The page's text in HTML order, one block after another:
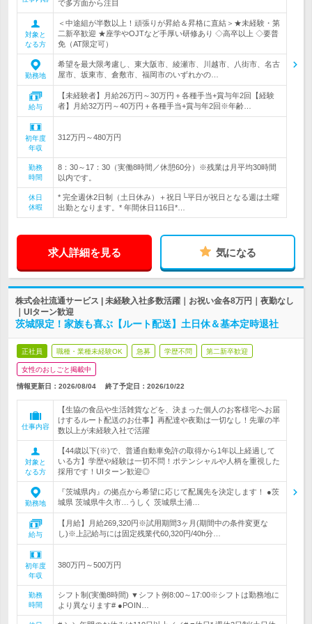
で多方面から注目
対象と
なる方
＜中途組が半数以上！頑張りが昇給＆昇格に直結＞★未経験・第
二新卒歓迎 ★座学やOJTなど手厚い研修あり ◇高卒以上 ◇要普
免（AT限定可）
勤務地
希望を最大限考慮し、東大阪市、綾瀬市、川越市、八街市、名古
屋市、坂東市、倉敷市、福岡市のいずれかの…
給与
【未経験者】月給26万円～30万円＋各種手当+賞与年2回【経験
者】月給32万円～40万円＋各種手当+賞与年2回※年齢…
初年度
年収
312万円～480万円
勤務
時間
8：30～17：30（実働8時間／休憩60分）※残業は月平均30時間
以内です。
休日
休暇
* 完全週休2日制（土日休み）＋祝日└平日が祝日となる週は土曜
出勤となります。* 年間休日116日*…
求人詳細を見る 気になる
株式会社流通サービス | 未経験入社多数活躍｜お祝い金各8万円｜夜勤なし
｜UIターン歓迎
茨城限定！家族も喜ぶ【ルート配送】土日休＆基本定時退社
正社員 職種・業種未経験OK 急募 学歴不問 第二新卒歓迎
女性のおしごと掲載中
情報更新日：2026/08/04 終了予定日： 2026/10/22
仕事内容
【生協の食品や生活雑貨などを、決まった個人のお客様宅へお届
けするルート配送のお仕事】再配達や夜勤は一切なし！先輩の半
数以上が未経験入社で活躍
対象と
なる方
【44歳以下(※)で、普通自動車免許の取得から1年以上経過して
いる方】学歴や経験は一切不問！ポテンシャルや人柄を重視した
採用です！UIターン歓迎◎
勤務地
『茨城県内』の拠点から希望に応じて配属先を決定します！ ●茨
城県 茨城県牛久市…うしく 茨城県土浦…
給与
【月給】月給269,320円※試用期間3ヶ月(期間中の条件変更な
し)※上記給与には固定残業代60,320円/40h分…
初年度
年収
380万円～500万円
勤務
時間
シフト制(実働8時間) ▼シフト例8:00～17:00※シフトは勤務地に
より異なります# ●POIN…